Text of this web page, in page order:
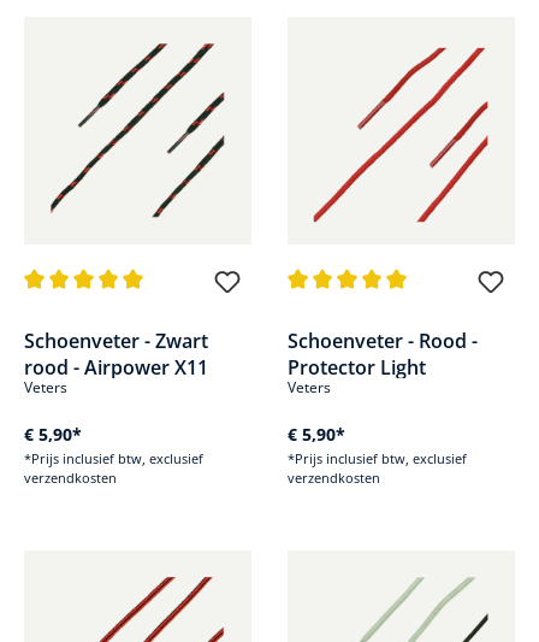
Schoenveter - Zwart
rood - Airpower X11
Veters
€ 5,90*
*Prijs inclusief btw, exclusief
verzendkosten
Schoenveter - Rood -
Protector Light
Veters
€ 5,90*
*Prijs inclusief btw, exclusief
verzendkosten